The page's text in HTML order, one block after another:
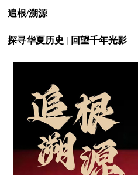
追根/溯源
探寻华夏历史 | 回望千年光影